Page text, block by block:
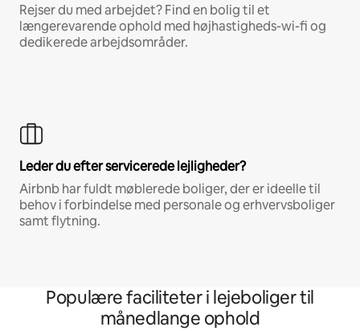
Rejser du med arbejdet? Find en bolig til et
længerevarende ophold med højhastigheds-wi-fi og
dedikerede arbejdsområder.
Leder du efter servicerede lejligheder?
Airbnb har fuldt møblerede boliger, der er ideelle til
behov i forbindelse med personale og erhvervsboliger
samt flytning.
Populære faciliteter i lejeboliger til
månedlange ophold